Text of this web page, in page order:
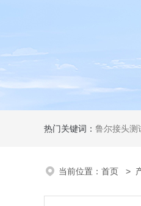
热门关键词： 鲁尔接头测试仪，
当前位置： 首页 >